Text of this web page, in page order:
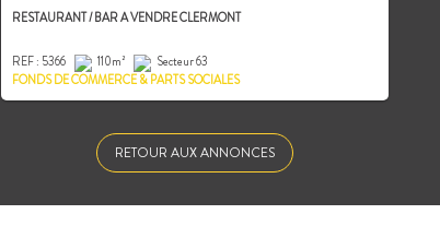
RESTAURANT / BAR A VENDRE CLERMONT
REF : 5366 110m²
Secteur 63
FONDS DE COMMERCE & PARTS SOCIALES
RETOUR AUX ANNONCES